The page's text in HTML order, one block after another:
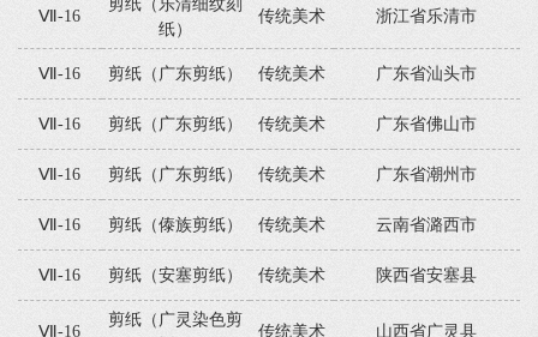
Ⅶ-16
纸）
传统美术 浙江省乐清市
Ⅶ-16 剪纸（广东剪纸） 传统美术 广东省汕头市
Ⅶ-16 剪纸（广东剪纸） 传统美术 广东省佛山市
Ⅶ-16 剪纸（广东剪纸） 传统美术 广东省潮州市
Ⅶ-16 剪纸（傣族剪纸） 传统美术 云南省潞西市
Ⅶ-16 剪纸（安塞剪纸） 传统美术 陕西省安塞县
Ⅶ-16
剪纸（广灵染色剪
传统美术 山西省广灵县